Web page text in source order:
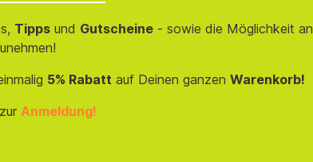
Tippsund Gutscheine- sowie die Möglichkeit an
5% Rabatt auf Deinen ganzen Warenkorb!
Anmeldung!